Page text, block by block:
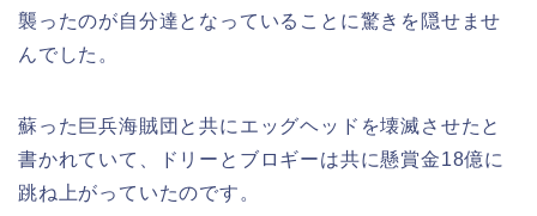
襲ったのが自分達となっていることに驚きを隠せませ
んでした。
蘇った巨兵海賊団と共にエッグヘッドを壊滅させたと
書かれていて、ドリーとブロギーは共に懸賞金18億に
跳ね上がっていたのです。